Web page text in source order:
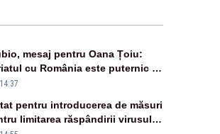
mesaj pentru Oana Țoiu:
cu România este puternic și
pentru introducerea de măsuri
limitarea răspândirii virusului